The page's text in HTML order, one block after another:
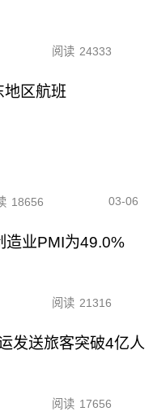
阅读 24333
地区航班
18656 03-06
造业PMI为49.0%
阅读 21316
发送旅客突破4亿人
阅读 17656